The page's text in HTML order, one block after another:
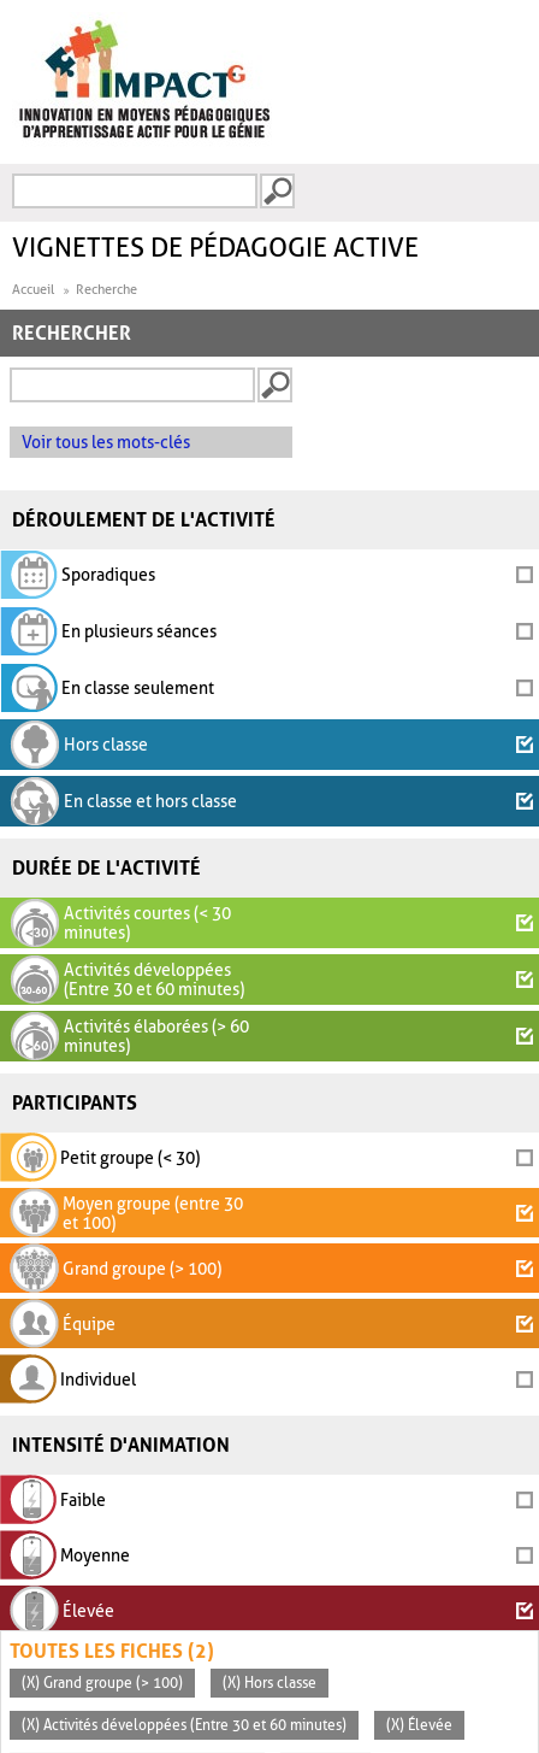
FORMULAIRE DE
VIGNETTES DE PÉDAGOGIE ACTIVE
Accueil Recherche
RECHERCHER
Voir tous les mots-clés
DÉROULEMENT DE L'ACTIVITÉ
Sporadiques
En plusieurs séances
En classe seulement
Hors classe
En classe et hors classe
DURÉE DE L'ACTIVITÉ
Activités courtes (< 30
minutes)
Activités développées
(Entre 30 et 60 minutes)
Activités élaborées (> 60
minutes)
PARTICIPANTS
Petit groupe (< 30)
Moyen groupe (entre 30
et 100)
Grand groupe (> 100)
Équipe
Individuel
INTENSITÉ D'ANIMATION
Faible
Moyenne
Élevée
TOUTES LES FICHES (2)
(X) Grand groupe (> 100) (X) Hors classe
(X) Activités développées (Entre 30 et 60 minutes) (X) Élevée